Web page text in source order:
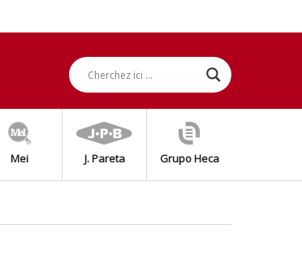
Mei J. Pareta Grupo Heca